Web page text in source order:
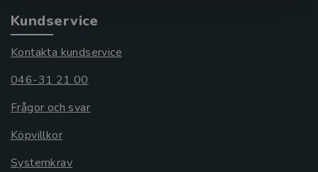
Kundservice
Kontakta kundservice
046-31 21 00
Frågor och svar
Köpvillkor
Systemkrav